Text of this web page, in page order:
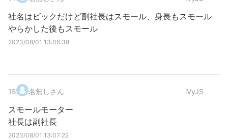
社名はビックだけど副社長はスモール、身長もスモール
やらかした後もスモール
2023/08/01 13:06:38
15. 名無しさん iVyJS
スモールモーター
社長は副社長
2023/08/01 13:07:22